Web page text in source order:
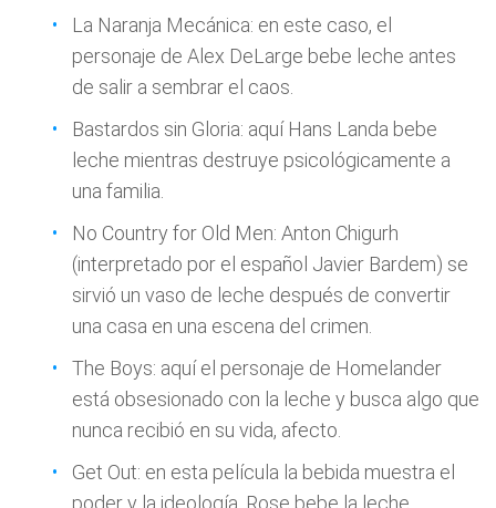
La Naranja Mecánica: en este caso, el
personaje de Alex DeLarge bebe leche antes
de salir a sembrar el caos.
Bastardos sin Gloria: aquí Hans Landa bebe
leche mientras destruye psicológicamente a
una familia.
No Country for Old Men: Anton Chigurh
(interpretado por el español Javier Bardem) se
sirvió un vaso de leche después de convertir
una casa en una escena del crimen.
The Boys: aquí el personaje de Homelander
está obsesionado con la leche y busca algo que
nunca recibió en su vida, afecto.
Get Out: en esta película la bebida muestra el
poder y la ideología. Rose bebe la leche